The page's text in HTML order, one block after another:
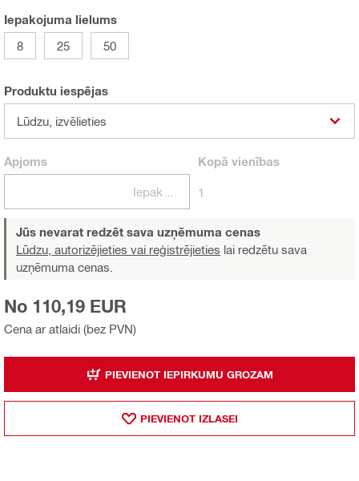
Iepakojuma lielums
8
25 50
Produktu iespējas
Lūdzu, izvēlieties
Apjoms Kopā vienības
1
Jūs nevarat redzēt sava uzņēmuma cenas
Lūdzu, autorizējieties vai reģistrējieties lai redzētu sava
uzņēmuma cenas.
Cena ar atlaidi (bez PVN)
No 110,19 EUR
PIEVIENOT IEPIRKUMU GROZAM
PIEVIENOT IZLASEI